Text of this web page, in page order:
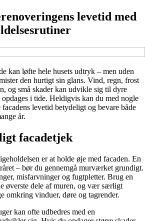
levetid med
kan løfte hele husets udtryk – men uden
den hurtigt sin glans. Vind, regn, frost
og små skader kan udvikle sig til dyre
i tide. Heldigvis kan du med nogle
levetid betydeligt og bevare både
år.
facadetjek
er at holde øje med facaden. En
– bør du gennemgå murværket grundigt.
misfarvninger og fugtpletter. Brug en
øverste dele af muren, og vær særligt
omkring vinduer, døre og tagrender.
kan ofte udbedres med en